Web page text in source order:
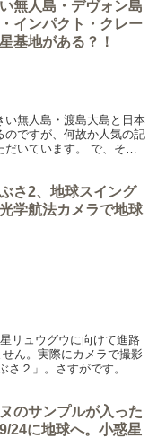
無人島・デヴォン島
インパクト・クレー
基地がある？！
い無人島・渡島大島と日本
のですが、何故か人気の記
いています。 で、そん
さ2、地球スイング
学航法カメラで地球
リュウグウに向けて進路
ん。実際にカメラで撮影
さ２」。さすがです。私
のサンプルが入った
24に地球へ。小惑星